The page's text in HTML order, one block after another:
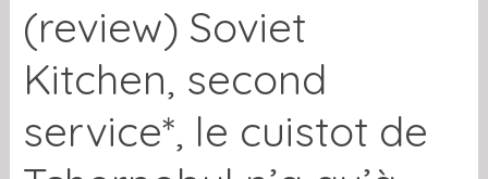
(review) Soviet
Kitchen, second
service*, le cuistot de